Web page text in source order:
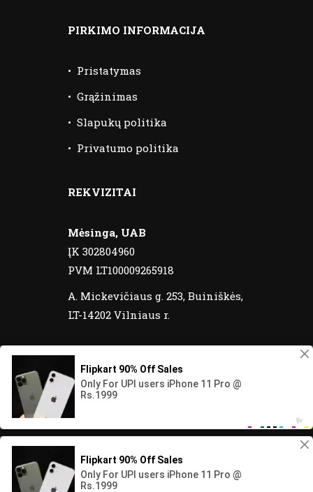
PIRKIMO INFORMACIJA
• Pristatymas
• Grąžinimas
• Slapukų politika
• Privatumo politika
REKVIZITAI
Mėsinga, UAB
ĮK 302804960
PVM LT100009265918
A. Mickevičiaus g. 253, Buiniškės,
LT-14202 Vilniaus r.
© 2020 Meatos yra registruotas prekinis
ženklas. Visos teisės saugomos.